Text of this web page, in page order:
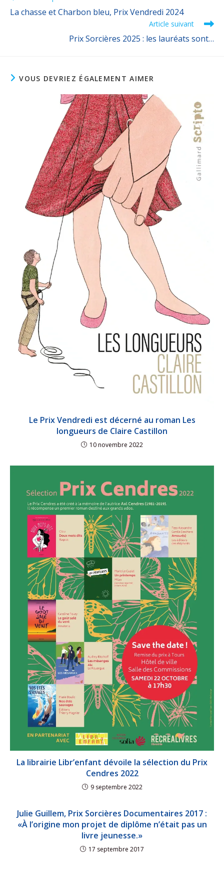
La chasse et Charbon bleu, Prix Vendredi 2024
Article suivant
Prix Sorcières 2025 : les lauréats sont…
VOUS DEVRIEZ ÉGALEMENT AIMER
Le Prix Vendredi est décerné au roman Les
longueurs de Claire Castillon
10 novembre 2022
La librairie Libr’enfant dévoile la sélection du Prix
Cendres 2022
9 septembre 2022
Julie Guillem, Prix Sorcières Documentaires 2017 :
«À l’origine mon projet de diplôme n’était pas un
livre jeunesse.»
17 septembre 2017